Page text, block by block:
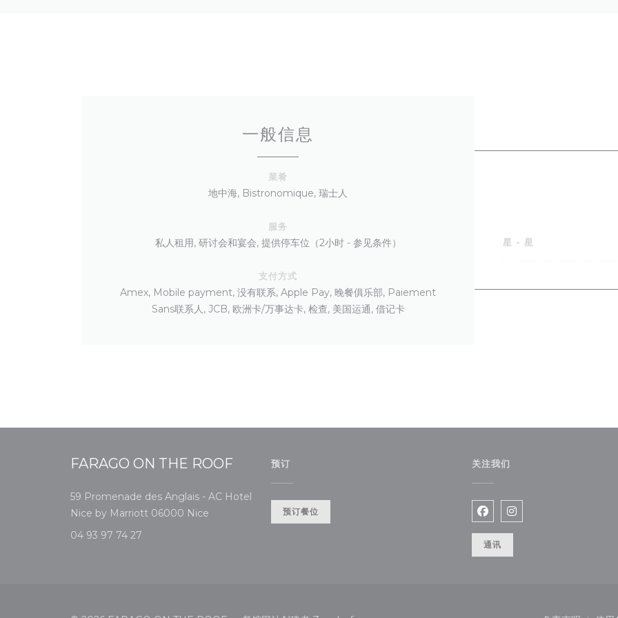
一般信息
菜肴
地中海, Bistronomique, 瑞士人
服务
私人租用, 研讨会和宴会, 提供停车位（2小时 - 参见条件）
支付方式
Amex, Mobile payment, 没有联系, Apple Pay, 晚餐俱乐部, Paiement
Sans联系人, JCB, 欧洲卡/万事达卡, 检查, 美国运通, 借记卡
星 -星
FARAGO ON THE ROOF
59 Promenade des Anglais - AC Hotel
Nice by Marriott 06000 Nice ((在新窗口中打开))
04 93 97 74 27
预订
预订餐位
关注我们
Facebook ((在新窗口中打
Instagram ((在新窗口
通讯